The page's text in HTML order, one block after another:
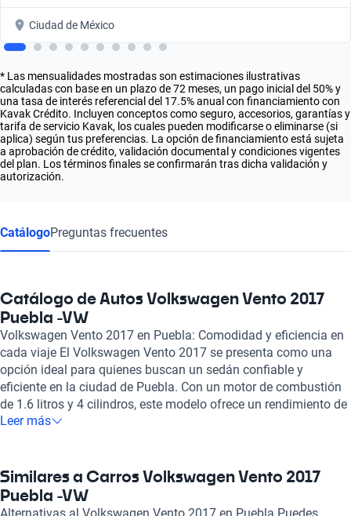
Ciudad de México
* Las mensualidades mostradas son estimaciones ilustrativas
calculadas con base en un plazo de 72 meses, un pago inicial del 50% y
una tasa de interés referencial del 17.5% anual con financiamiento con
Kavak Crédito. Incluyen conceptos como seguro, accesorios, garantías y
tarifa de servicio Kavak, los cuales pueden modificarse o eliminarse (si
aplica) según tus preferencias. La opción de financiamiento está sujeta
a aprobación de crédito, validación documental y condiciones vigentes
del plan. Los términos finales se confirmarán tras dicha validación y
autorización.
CatálogoPreguntas frecuentes
Catálogo de Autos Volkswagen Vento 2017
Puebla -VW
Volkswagen Vento 2017 en Puebla: Comodidad y eficiencia en
cada viaje El Volkswagen Vento 2017 se presenta como una
opción ideal para quienes buscan un sedán confiable y
eficiente en la ciudad de Puebla. Con un motor de combustión
de 1.6 litros y 4 cilindros, este modelo ofrece un rendimiento de
hasta 104 caballos de fuerza, permitiendo una aceleración ágil
195 km/h, haciendo que cada trayecto sea placentero tanto en
entornos urbanos como en carreteras. La economía de
combustible es una de sus características más destacadas, ya
Leer más
Similares a Carros Volkswagen Vento 2017
Puebla -VW